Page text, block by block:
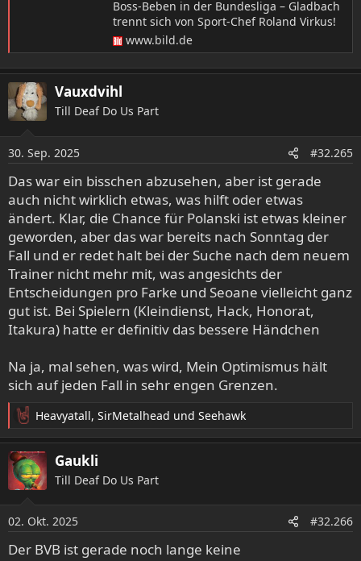
Boss-Beben in der Bundesliga – Gladbach
trennt sich von Sport-Chef Roland Virkus!
www.bild.de
Vauxdvihl
Till Deaf Do Us Part
30. Sep. 2025 #32.265
Das war ein bisschen abzusehen, aber ist gerade
auch nicht wirklich etwas, was hilft oder etwas
ändert. Klar, die Chance für Polanski ist etwas kleiner
geworden, aber das war bereits nach Sonntag der
Fall und er redet halt bei der Suche nach dem neuem
Trainer nicht mehr mit, was angesichts der
Entscheidungen pro Farke und Seoane vielleicht ganz
gut ist. Bei Spielern (Kleindienst, Hack, Honorat,
Itakura) hatte er definitiv das bessere Händchen
Na ja, mal sehen, was wird, Mein Optimismus hält
sich auf jeden Fall in sehr engen Grenzen.
R
e
a
k
t
o
n
e
Heavyatall, SirMetalhead und Seehawk
Gaukli
Till Deaf Do Us Part
02. Okt. 2025 #32.266
Der BVB ist gerade noch lange keine